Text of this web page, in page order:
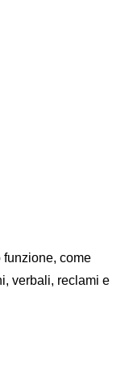
come
verbali, reclami e